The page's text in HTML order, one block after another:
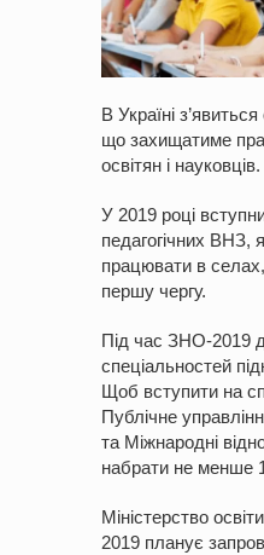
В Україні
що захищатиме
освітян і науковців.
У 2019 році
педагогічних ВНЗ,
працювати в
першу чергу.
Під час ЗНО-2019
спеціальностей
Щоб вступити на
Публічне
та Міжнародні
набрати не менше
Міністерство
2019 планує